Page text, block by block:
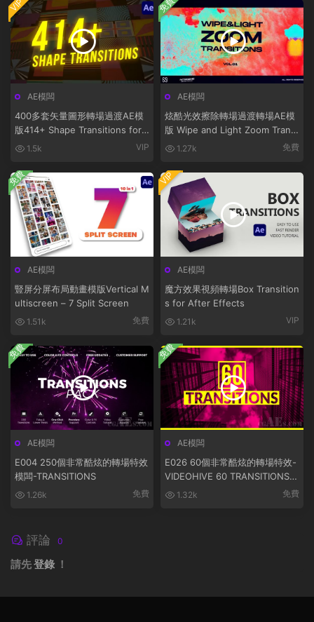
AE模闆
400多套矢量圖形轉場過渡AE模
版414+ Shape Transitions for
After Effects
1.5k VIP
VIP
AE模闆
炫酷光效擦除轉場過渡轉場AE模
版 Wipe and Light Zoom Transi
tions Vol. 01
1.27k 免費
免費
AE模闆
豎屏分屏布局動畫模版Vertical M
ultiscreen – 7 Split Screen
1.51k 免費
免費
AE模闆
魔方效果視頻轉場Box Transition
s for After Effects
1.21k VIP
VIP
AE模闆
E004 250個非常酷炫的轉場特效
模闆-TRANSITIONS
1.26k 免費
免費
AE模闆
E026 60個非常酷炫的轉場特效-
VIDEOHIVE 60 TRANSITIONS 2
0545207
1.32k 免費
免費
評論 0
請先登錄 ！